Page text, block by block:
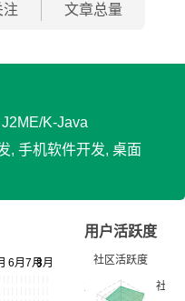
注 文章总量
K-Java
, 手机软件开发, 桌面
用户活跃度